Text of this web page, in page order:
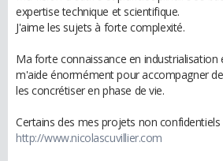
expertise technique et scientifique.
J'aime les sujets à forte complexité.
Ma forte connaissance en
m'aide énormément pour accompagner
les concrétiser en phase de vie.
Certains des mes projets non confidentiels
http://www.nicolascuvillier.com